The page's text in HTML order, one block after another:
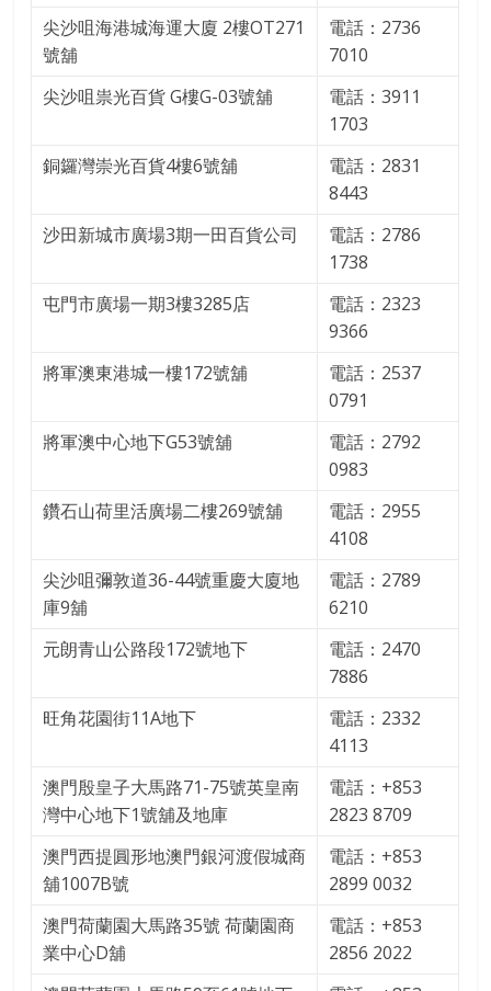
尖沙咀海港城海運大廈 2樓OT271
號舖
電話：2736
7010
尖沙咀祟光百貨 G樓G-03號舖
電話：3911
1703
銅鑼灣崇光百貨4樓6號舖
電話：2831
8443
沙田新城市廣場3期一田百貨公司
電話：2786
1738
屯門市廣場一期3樓3285店
電話：2323
9366
將軍澳東港城一樓172號舖
電話：2537
0791
將軍澳中心地下G53號舖
電話：‪2792
0983
鑽石山荷里活廣場二樓269號舖
電話：‪2955
4108
尖沙咀彌敦道36-44號重慶大廈地
庫9舖
電話：2789
6210
元朗青山公路段172號地下
電話：2470
7886
旺角花園街11A地下
電話：‪2332
4113
澳門殷皇子大馬路71-75號英皇南
灣中心地下1號舖及地庫
電話：+853
2823 8709
澳門西提圓形地澳門銀河渡假城商
舖1007B號
電話：+853
2899 0032
澳門荷蘭園大馬路35號 荷蘭園商
業中心D舖
電話：‪+853
2856 2022